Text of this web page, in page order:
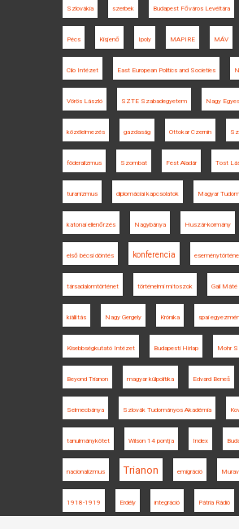
Szlovákia szerbek Budapest Főváros Levéltára
Pécs Kisjenő Ipoly MAPIRE MÁV
Clio Intézet East European Politics and Societies
Vörös László SZTE Szabadegyetem Nagy
közélelmezés gazdaság Ottokar Czernin
föderalizmus Szombat Fest Aladár Tost
turanizmus diplomáciai kapcsolatok Magyar
katonai ellenőrzés Nagybánya Huszár-kormány
első bécsi döntés konferencia
társadalomtörténet történelmi mítoszok Gali Máté
kiállítás Nagy Gergely Krónika spai
Kisebbségkutató Intézet Budapesti Hírlap Mohr
Beyond Trianon magyar külpolitika Edvard Beneš
Selmecbánya Szlovák Tudományos Akadémia
tanulmánykötet Wilson 14 pontja Index
nacionalizmus Trianon emigráció
1918-1919 Erdély integráció Pátria Rádió